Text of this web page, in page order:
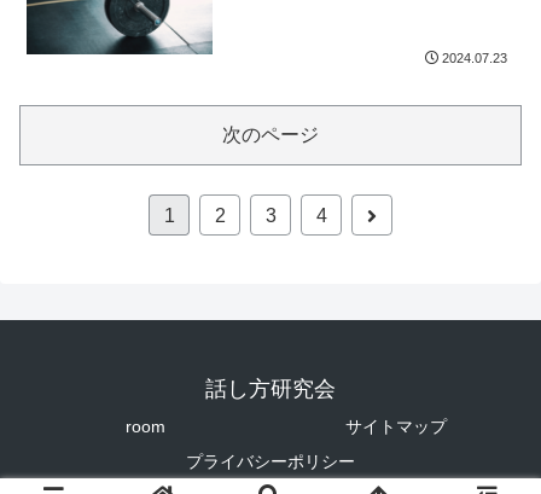
2024.07.23
次のページ
1 2 3 4
次
話し方研究会
room
サイトマップ
プライバシーポリシー